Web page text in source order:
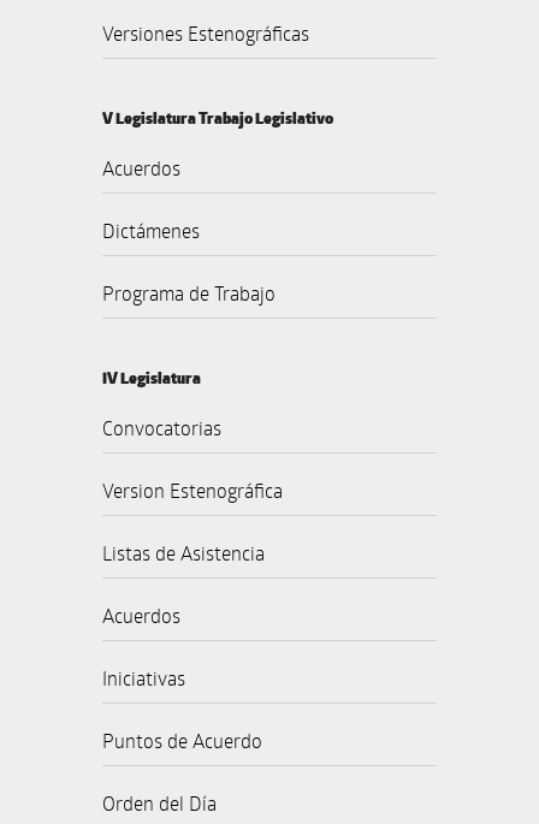
Versiones Estenográficas
V Legislatura Trabajo Legislativo
Acuerdos
Dictámenes
Programa de Trabajo
IV Legislatura
Convocatorias
Version Estenográfica
Listas de Asistencia
Acuerdos
Iniciativas
Puntos de Acuerdo
Orden del Día